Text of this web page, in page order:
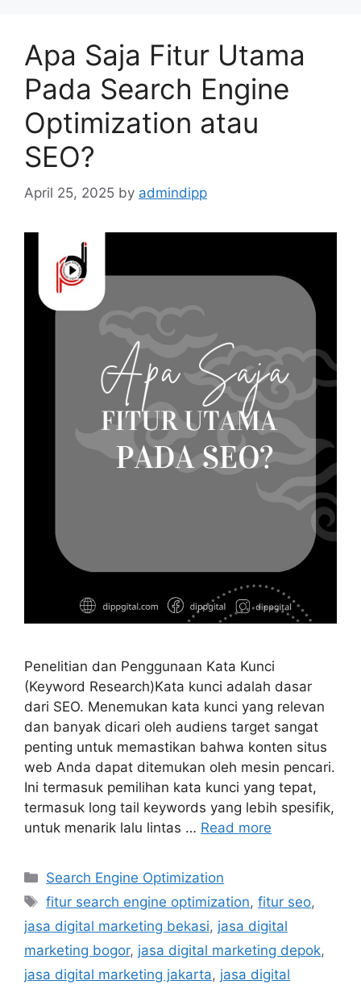
Apa Saja Fitur Utama
Pada Search Engine
Optimization atau
SEO?
April 25, 2025 by admindipp
Penelitian dan Penggunaan Kata Kunci
(Keyword Research)Kata kunci adalah dasar
dari SEO. Menemukan kata kunci yang relevan
dan banyak dicari oleh audiens target sangat
penting untuk memastikan bahwa konten situs
web Anda dapat ditemukan oleh mesin pencari.
Ini termasuk pemilihan kata kunci yang tepat,
termasuk long tail keywords yang lebih spesifik,
untuk menarik lalu lintas … Read more
Search Engine Optimization
fitur search engine optimization,fitur seo,
jasa digital marketing bekasi, jasa digital
marketing bogor, jasa digital marketing depok,
jasa digital marketing jakarta, jasa digital